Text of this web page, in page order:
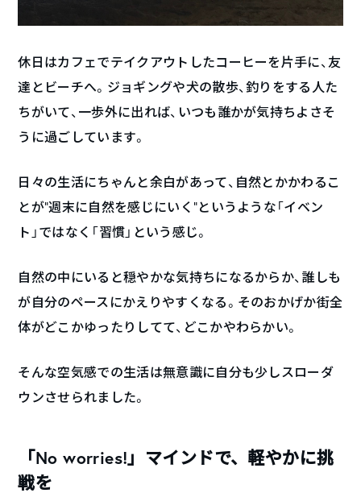
休日はカフェでテイクアウトしたコーヒーを片手に、友
達とビーチへ。ジョギングや犬の散歩、釣りをする人た
ちがいて、一歩外に出れば、いつも誰かが気持ちよさそ
うに過ごしています。
日々の生活にちゃんと余白があって、自然とかかわるこ
とが“週末に自然を感じにいく”というような「イベン
ト」ではなく「習慣」という感じ。
自然の中にいると穏やかな気持ちになるからか、誰しも
が自分のペースにかえりやすくなる。そのおかげか街全
体がどこかゆったりしてて、どこかやわらかい。
そんな空気感での生活は無意識に自分も少しスローダ
ウンさせられました。
「No worries!」マインドで、軽やかに挑
戦を